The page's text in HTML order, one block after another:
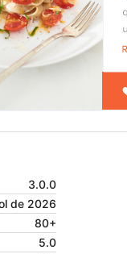
3.0.0
de 2026
80+
5.0